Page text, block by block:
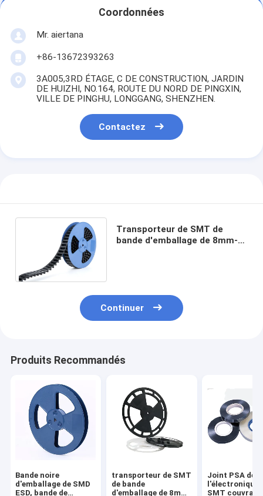
Coordonnées
Mr. aiertana
+86-13672393263
3A005,3RD ÉTAGE, C DE CONSTRUCTION, JARDIN
DE HUIZHI, NO.164, ROUTE DU NORD DE PINGXIN,
VILLE DE PINGHU, LONGGANG, SHENZHEN.
Contactez
Transporteur de SMT de
bande d'emballage de 8mm-
Continuer
Produits Recommandés
Bande noire
d'emballage de SMD
ESD, bande de
transporteur de SMT
de bande
d'emballage de 8mm-
Joint PSA de
l'électronique
SMT couvrant